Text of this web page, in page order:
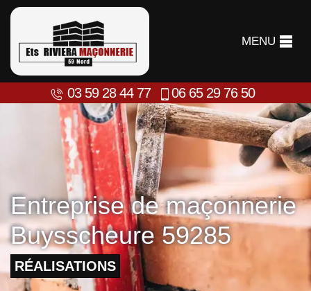
MENU
03 59 28 44 77 06 65 29 76 50
Entreprise de maçonnerie
Buysscheure 59285
RÉALISATIONS